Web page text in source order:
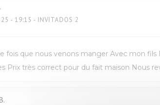
- 19:15 - INVITADOS 2
fois que nous venons manger Avec mon
Prix très correct pour du fait maison Nous